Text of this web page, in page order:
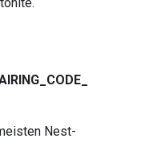
CODE
Nest-